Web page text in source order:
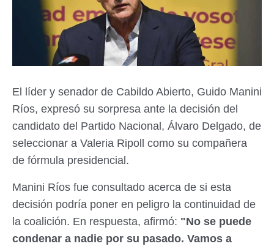
El líder y senador de Cabildo Abierto, Guido Manini
Ríos, expresó su sorpresa ante la decisión del
candidato del Partido Nacional, Álvaro Delgado, de
seleccionar a Valeria Ripoll como su compañera
de fórmula presidencial.
Manini Ríos fue consultado acerca de si esta
decisión podría poner en peligro la continuidad de
la coalición. En respuesta, afirmó: "No se puede
condenar a nadie por su pasado. Vamos a